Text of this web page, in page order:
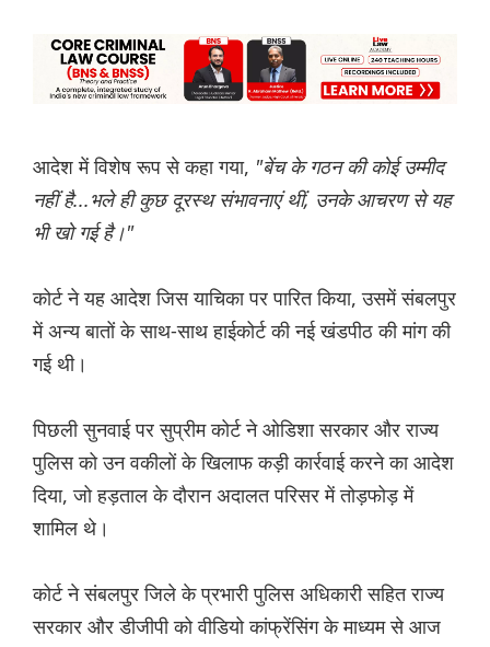
आदेश में विशेष रूप से कहा गया, "बेंच के गठन की कोई उम्मीद
नहीं है...भले ही कुछ दूरस्थ संभावनाएं थीं, उनके आचरण से यह
भी खो गई है।"
कोर्ट ने यह आदेश जिस याचिका पर पारित किया, उसमें संबलपुर
में अन्य बातों के साथ-साथ हाईकोर्ट की नई खंडपीठ की मांग की
गई थी।
पिछली सुनवाई पर सुप्रीम कोर्ट ने ओडिशा सरकार और राज्य
पुलिस को उन वकीलों के खिलाफ कड़ी कार्रवाई करने का आदेश
दिया, जो हड़ताल के दौरान अदालत परिसर में तोड़फोड़ में
शामिल थे।
कोर्ट ने संबलपुर जिले के प्रभारी पुलिस अधिकारी सहित राज्य
सरकार और डीजीपी को वीडियो कांफ्रेंसिंग के माध्यम से आज